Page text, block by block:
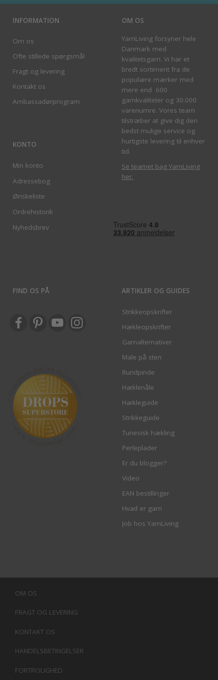
INFORMATION
Om os
Ofte stillede spørgsmål
Fragt og levering
Kontakt os
Ambassadørprogram
KONTO
Min konto
Adressebog
Ønskeliste
Ordrehistorik
Nyhedsbrev
OM OS
YarnLiving forsyner hele
Danmark med
kvalitetsgarn. Vi har et
bredt sortiment fra de
populære mærker med
mere end 600
garnkvaliteter og 30.000
varenumre. Vores team
tilstræber at give dig den
bedst mulige service og
hurtigste levering til enhver
tid.
Se teamet bag YarnLiving
her.
FIND OS PÅ ARTIKLER OG GUIDES
Strikkeopskrifter
Hækleopskrifter
Garnalternativer
Male på sten
Rundpinde
Hæklenåle
Hækleguide
Strikkeguide
Tunesisk hækling
Perleplader
Er du blogger?
Video
EAN bestillinger
Hvad er garn
Job hos YarnLiving
OM OS
FRAGT OG LEVERING
KONTAKT OS
HANDELSBETINGELSER
FORTROLIGHED